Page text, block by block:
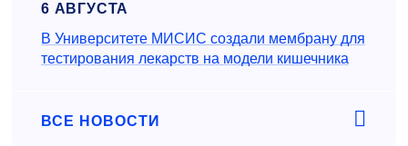
6 АВГУСТА
В Университете МИСИС создали мембрану для
тестирования лекарств на модели кишечника
ВСЕ НОВОСТИ